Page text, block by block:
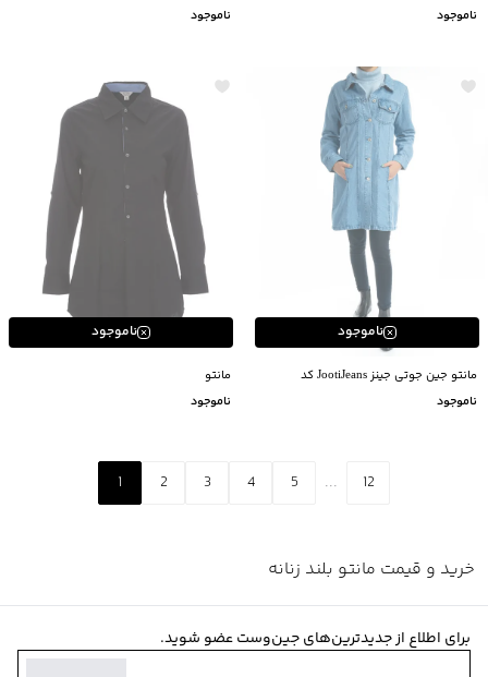
کد 03731615
ناموجود
03731602
ناموجود
ناموجود
مانتو جین جوتی جینز JootiJeans کد
11731900
ناموجود
ناموجود
مانتو
ناموجود
1 2 3 4 5 ... 12
خرید و قیمت مانتو بلند زنانه
برای اطلاع از جدیدترین‌های جین‌وست عضو شوید.